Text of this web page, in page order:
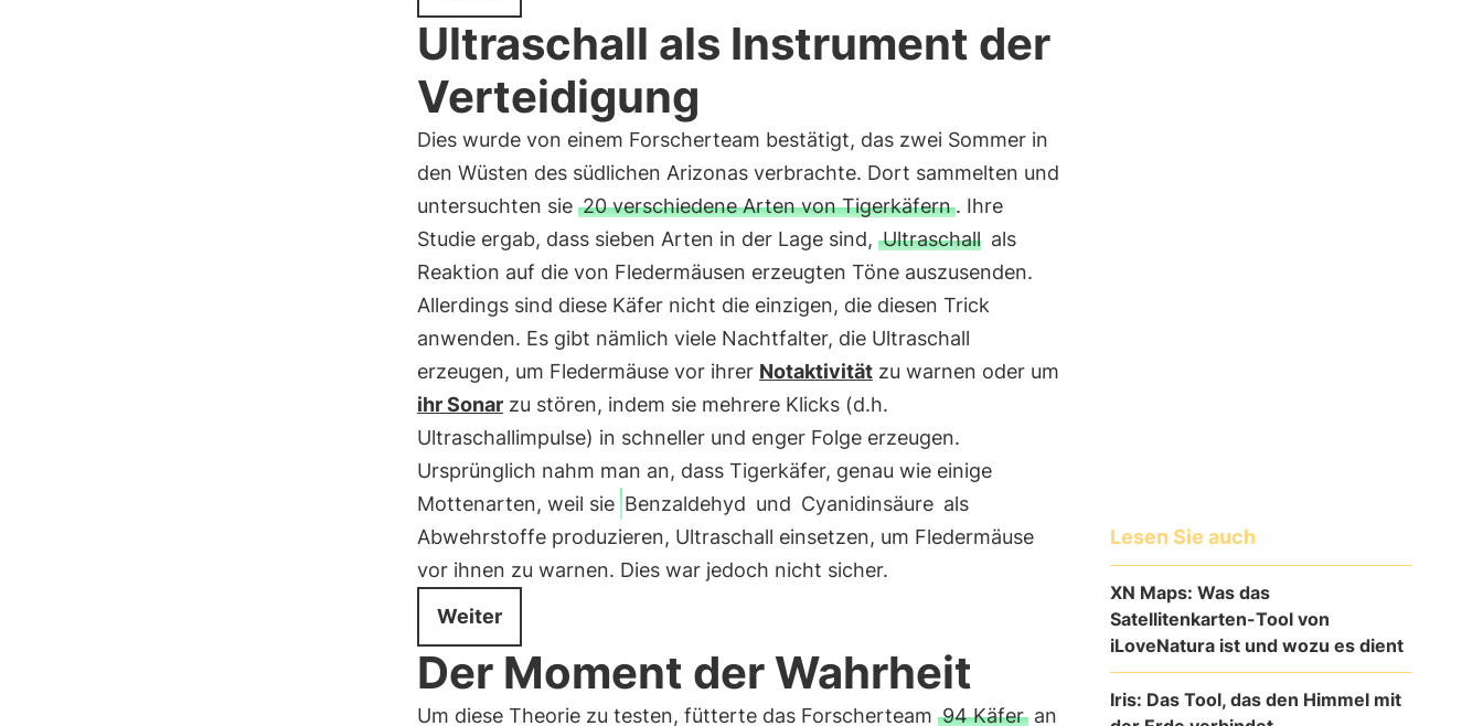
Ultraschall als Instrument der
Verteidigung
Dies wurde von einem Forscherteam bestätigt, das zwei Sommer in
den Wüsten des südlichen Arizonas verbrachte. Dort sammelten und
untersuchten sie 20 verschiedene Arten von Tigerkäfern. Ihre
Studie ergab, dass sieben Arten in der Lage sind, Ultraschall als
Reaktion auf die von Fledermäusen erzeugten Töne auszusenden.
Allerdings sind diese Käfer nicht die einzigen, die diesen Trick
anwenden. Es gibt nämlich viele Nachtfalter, die Ultraschall
erzeugen, um Fledermäuse vor ihrer Notaktivitätzu warnen oder um
ihr Sonarzu stören, indem sie mehrere Klicks (d.h.
Ultraschallimpulse) in schneller und enger Folge erzeugen.
Ursprünglich nahm man an, dass Tigerkäfer, genau wie einige
Mottenarten, weil sie Benzaldehyd und Cyanidinsäure als
Abwehrstoffe produzieren, Ultraschall einsetzen, um Fledermäuse
vor ihnen zu warnen. Dies war jedoch nicht sicher.
Weiter
Der Moment der Wahrheit
Um diese Theorie zu testen, fütterte das Forscherteam 94 Käferan
Lesen Sie auch
XN Maps: Was das
Satellitenkarten-Tool von
iLoveNatura ist und wozu es dient
Iris: Das Tool, das den Himmel mit